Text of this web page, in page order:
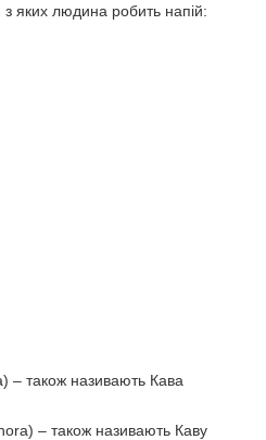
з яких людина робить напій:
– також називають Кава
– також називають Каву